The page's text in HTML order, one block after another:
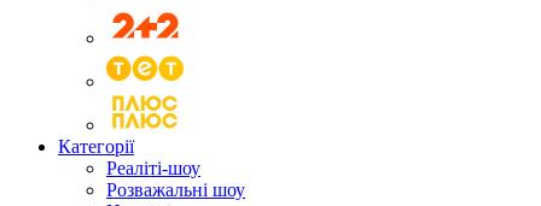
Категорії
Реаліті-шоу
Розважальні шоу